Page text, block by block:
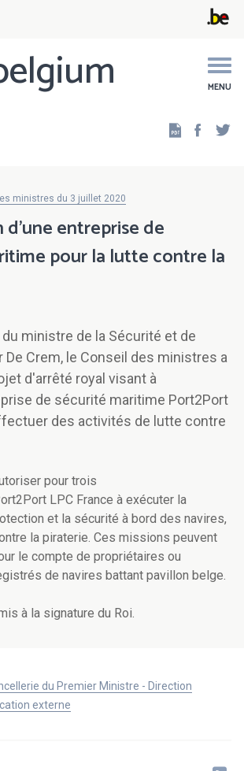
MENU
ministres du 3 juillet 2020
entreprise de
pour la lutte contre la
ministre de la Sécurité et de
De Crem, le Conseil des ministres a
d'arrêté royal visant à
de sécurité maritime Port2Port
des activités de lutte contre
pour trois
LPC France à exécuter la
et la sécurité à bord des navires,
la piraterie. Ces missions peuvent
le compte de propriétaires ou
de navires battant pavillon belge.
à la signature du Roi.
du Premier Ministre - Direction
externe